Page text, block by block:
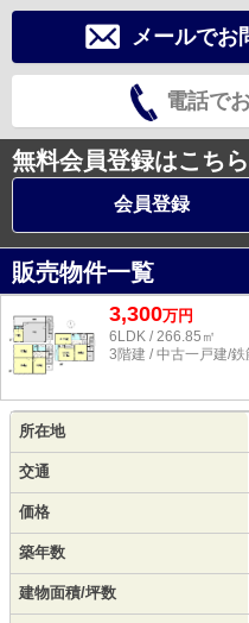
メールでお
電話で
無料会員登録はこちら
会員登録
販売物件一覧
3,300万円
6LDK / 266.85㎡
3階建 / 中古一戸建/鉄
所在地
交通
価格
築年数
建物面積/坪数